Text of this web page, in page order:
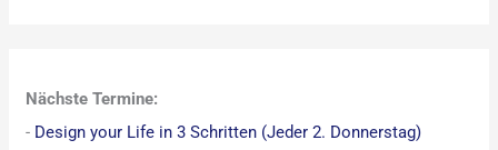
e
n
Nächste Termine:
- Design your Life in 3 Schritten (Jeder 2. Donnerstag)